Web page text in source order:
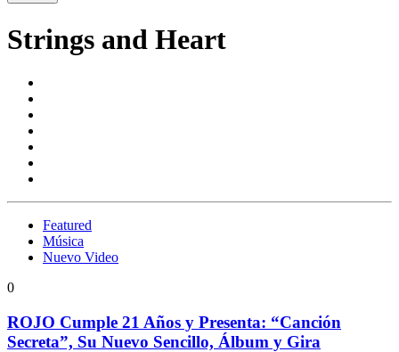
Strings and Heart
Featured
Música
Nuevo Video
0
ROJO Cumple 21 Años y Presenta: “Canción
Secreta”, Su Nuevo Sencillo, Álbum y Gira